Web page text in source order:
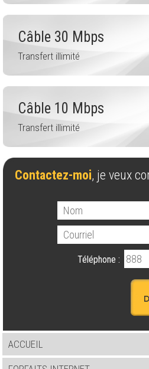
Câble 30 Mbps
Transfert illimité
Câble 10 Mbps
Transfert illimité
Contactez-moi, je veux
Téléphone :
ACCUEIL